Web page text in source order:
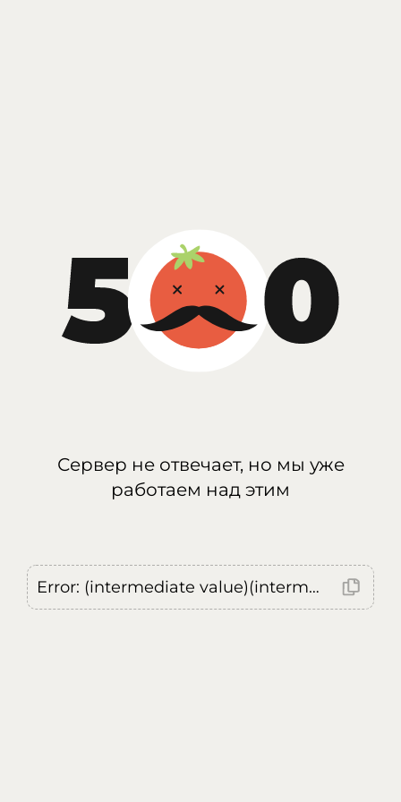
Сервер не отвечает, но мы уже
работаем над этим
Error: (intermediate value)(intermediate value)(intermediate value).replaceAll is not a function